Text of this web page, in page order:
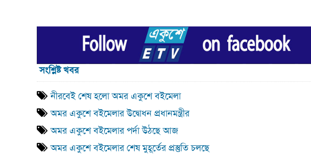
সংশ্লিষ্ট খবর
নীরবেই শেষ হলো অমর একুশে বইমেলা
অমর একুশে বইমেলার উদ্বোধন প্রধানমন্ত্রীর
অমর একুশে বইমেলার পর্দা উঠছে আজ
অমর একুশে বইমেলার শেষ মুহূর্তের প্রস্তুতি চলছে